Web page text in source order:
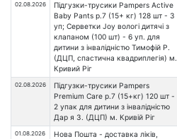
02.08.2026
Підгузки-трусики Pampers Active
Baby Pants р.7 (15+ кг) 128 шт - 3
уп; Серветки Joy вологі дитячі з
клапаном (100 шт) - 6 уп. для
дитини з інвалідністю Тимофій Р.
(ДЦП, спастична квадриплегія) м.
Кривий Ріг
02.08.2026
Підгузки-трусики Pampers
Premium Care р.7 (15+кг) 120 шт -
2 упак для дитини з інвалідністю
Дар я З. (ДЦП) м. Кривій Ріг
01.08.2026
Нова Пошта - доставка ліків,